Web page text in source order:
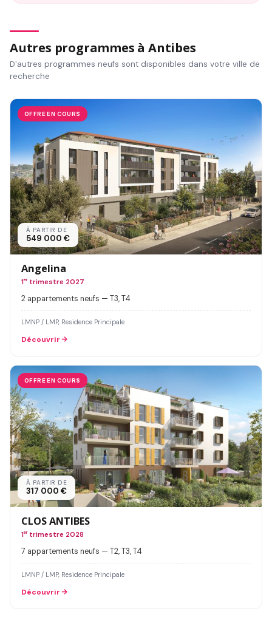
Autres programmes à Antibes
D'autres programmes neufs sont disponibles dans votre ville de
recherche
OFFRE EN COURS
À PARTIR DE
549 000 €
Angelina
1ertrimestre 2027
2 appartements neufs — T3, T4
LMNP / LMP, Residence Principale
Découvrir
OFFRE EN COURS
À PARTIR DE
317 000 €
CLOS ANTIBES
1ertrimestre 2028
7 appartements neufs — T2, T3, T4
LMNP / LMP, Residence Principale
Découvrir